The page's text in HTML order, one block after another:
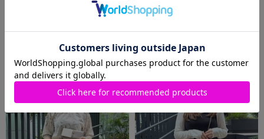
2026.08.08
Samantha Thavasa
2026.08.07